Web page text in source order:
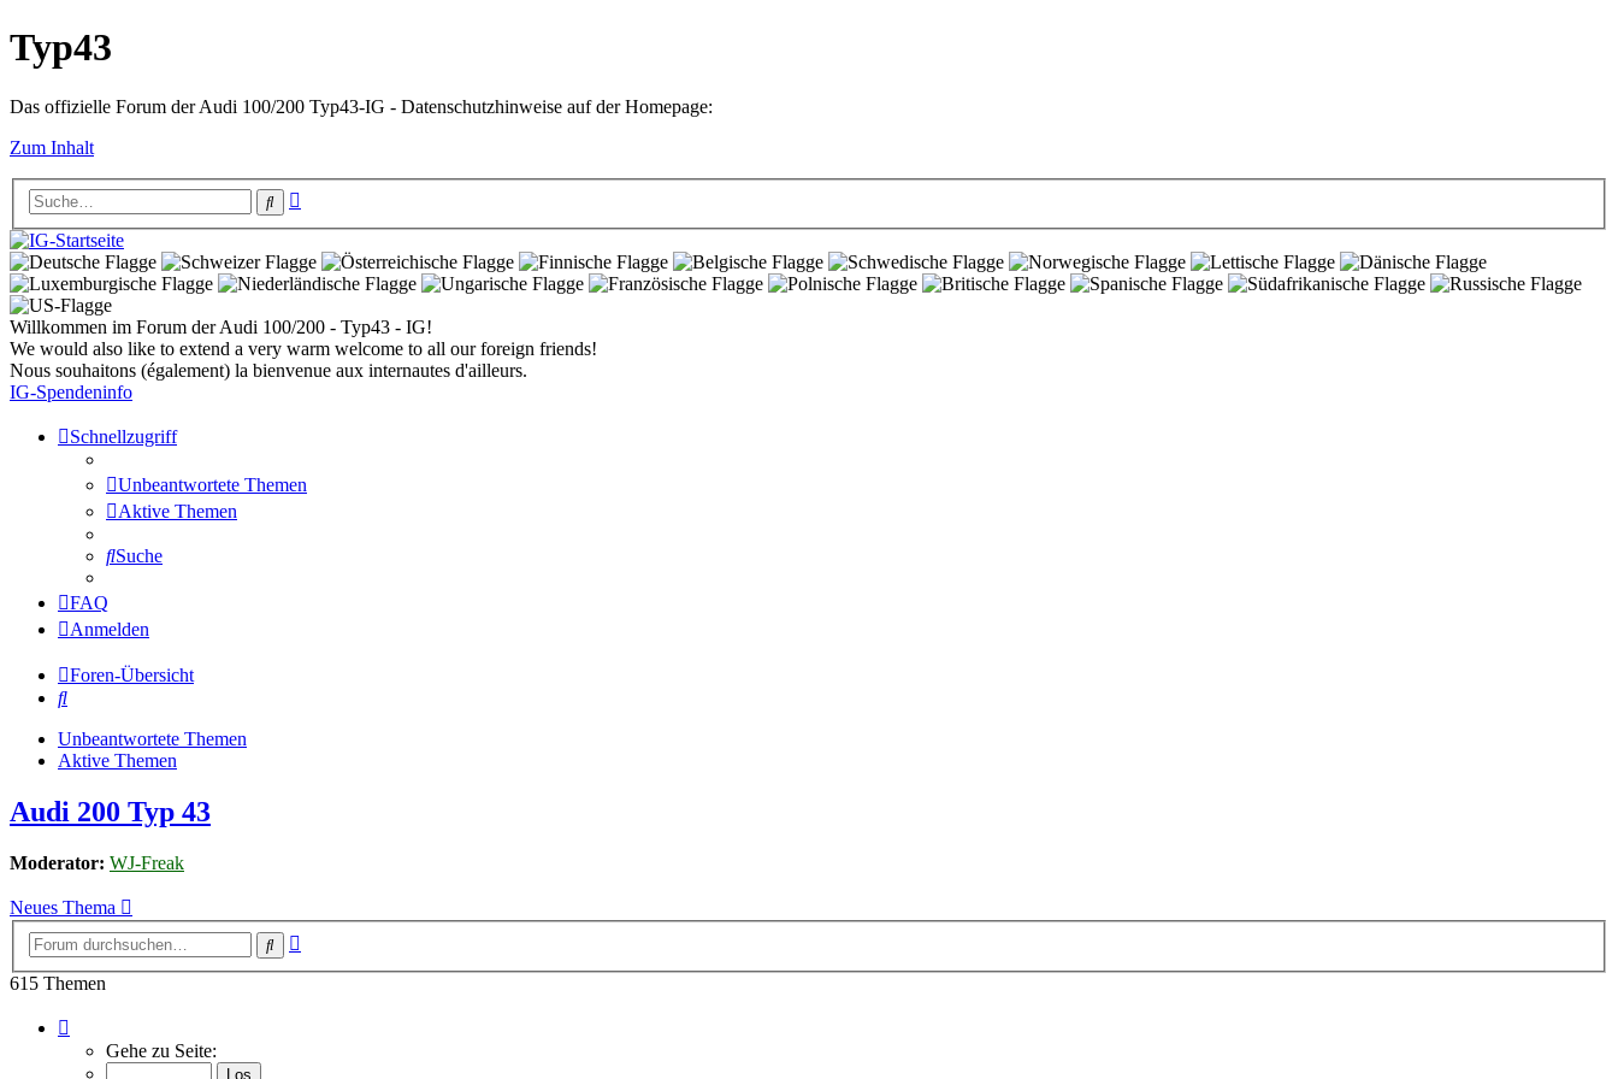
Typ43
Das offizielle Forum der Audi 100/200 Typ43-IG - Datenschutzhinweise auf der Homepage:
Zum Inhalt
Suche
Willkommen im Forum der Audi 100/200 - Typ43 - IG!
We would also like to extend a very warm welcome to all our foreign friends!
Nous souhaitons (également) la bienvenue aux internautes d'ailleurs.
IG-Spendeninfo
Schnellzugriff
Unbeantwortete Themen
Aktive Themen
Suche
FAQ
Anmelden
Foren-Übersicht
Suche
Unbeantwortete Themen
Aktive Themen
Audi 200 Typ 43
Moderator: WJ-Freak
Neues Thema
Suche
615 Themen
von
Gehe zu Seite: